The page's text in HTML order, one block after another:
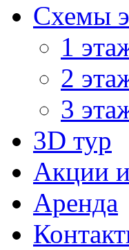
Схемы
1
2
3
3D тур
Акции
Аренда